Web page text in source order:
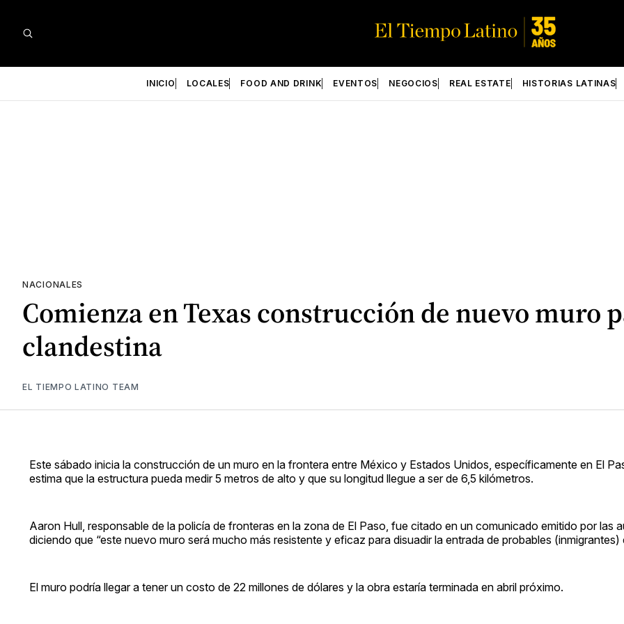
INICIO LOCALES FOOD AND DRINK EVENTOS NEGOCIOS REAL ESTATE HISTORIAS LATINAS
NACIONALES
Comienza en Texas construcción de nuevo
clandestina
EL TIEMPO LATINO TEAM
Este sábado inicia la construcción de un muro en la frontera entre México y Estados Unidos, específicamente en El
estima que la estructura pueda medir 5 metros de alto y que su longitud llegue a ser de 6,5 kilómetros.
Aaron Hull, responsable de la policía de fronteras en la zona de El Paso, fue citado en un comunicado emitido por las
diciendo que “este nuevo muro será mucho más resistente y eficaz para disuadir la entrada de probables (inmigrantes)
El muro podría llegar a tener un costo de 22 millones de dólares y la obra estaría terminada en abril próximo.